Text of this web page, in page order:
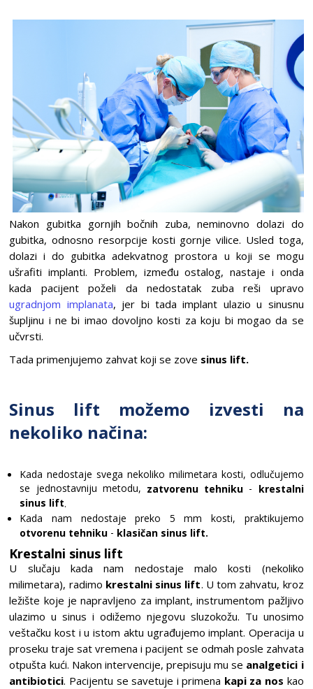
Nakon gubitka gornjih bočnih zuba, neminovno dolazi do
gubitka, odnosno resorpcije kosti gornje vilice. Usled toga,
dolazi i do gubitka adekvatnog prostora u koji se mogu
ušrafiti implanti. Problem, između ostalog, nastaje i onda
kada pacijent poželi da nedostatak zuba reši upravo
ugradnjom implanata, jer bi tada implant ulazio u sinusnu
šupljinu i ne bi imao dovoljno kosti za koju bi mogao da se
učvrsti.
Tada primenjujemo zahvat koji se zove sinus lift.
Sinus lift možemo izvesti na
nekoliko načina:
Kada nedostaje svega nekoliko milimetara kosti, odlučujemo
se jednostavniju metodu, zatvorenu tehniku - krestalni
sinus lift.
Kada nam nedostaje preko 5 mm kosti, praktikujemo
otvorenu tehniku - klasičan sinus lift.
Krestalni sinus lift
U slučaju kada nam nedostaje malo kosti (nekoliko
milimetara), radimo krestalni sinus lift. U tom zahvatu, kroz
ležište koje je napravljeno za implant, instrumentom pažljivo
ulazimo u sinus i odižemo njegovu sluzokožu. Tu unosimo
veštačku kost i u istom aktu ugrađujemo implant. Operacija u
proseku traje sat vremena i pacijent se odmah posle zahvata
otpušta kući. Nakon intervencije, prepisuju mu se analgetici i
antibiotici. Pacijentu se savetuje i primena kapi za nos kao